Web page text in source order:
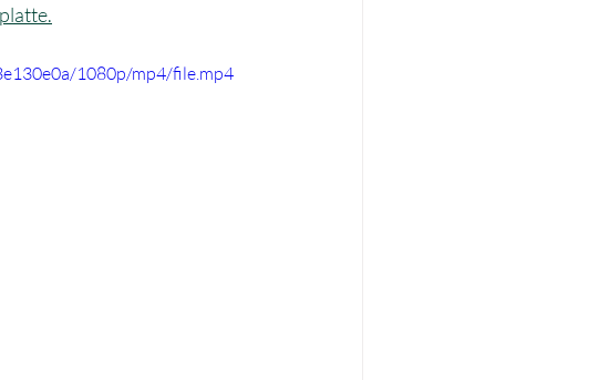
1080p/mp4/file.mp4